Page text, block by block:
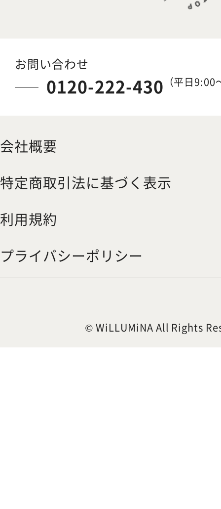
お問い合わせ
0120-222-430 （平日
会社概要
特定商取引法に基づく表示
利用規約
プライバシーポリシー
© WiLLUMiNA All Rights